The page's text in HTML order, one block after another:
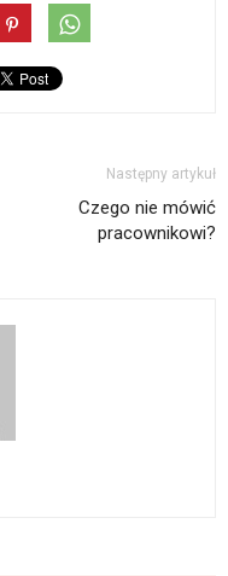
Następny artykuł
Czego nie mówić
pracownikowi?